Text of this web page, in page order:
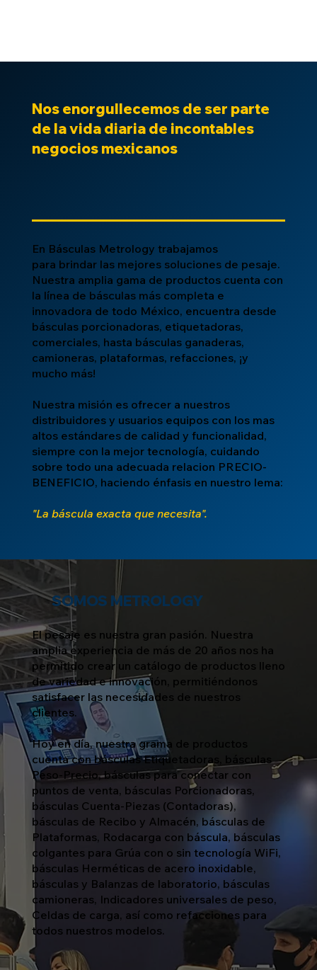
Nos enorgullecemos de ser parte
de la vida diaria de incontables
negocios mexicanos
En Básculas Metrology trabajamos
para brindar las mejores soluciones de pesaje.
Nuestra amplia gama de productos cuenta con
la línea de básculas más completa e
innovadora de todo México, encuentra desde
básculas porcionadoras, etiquetadoras,
comerciales, hasta básculas ganaderas,
camioneras, plataformas, refacciones, ¡y
mucho más!
Nuestra misión es ofrecer a nuestros
distribuidores y usuarios equipos con los mas
altos estándares de calidad y funcionalidad,
siempre con la mejor tecnología, cuidando
sobre todo una adecuada relacion PRECIO-
BENEFICIO, haciendo énfasis en nuestro lema:
"La báscula exacta que necesita".
El pesaje es nuestra gran pasión. Nuestra
amplia experiencia de más de 20 años nos ha
permitido crear un catálogo de productos lleno
de variedad e innovación, permitiéndonos
satisfacer las necesidades de nuestros
clientes.
Hoy en día, nuestra grama de productos
cuenta con básculas Etiquetadoras, básculas
Peso-Precio, básculas para conectar con
puntos de venta, básculas Porcionadoras,
básculas Cuenta-Piezas (Contadoras),
básculas de Recibo y Almacén, básculas de
Plataformas, Rodacarga con báscula, básculas
colgantes para Grúa con o sin tecnología WiFi,
básculas Herméticas de acero inoxidable,
básculas y Balanzas de laboratorio, básculas
camioneras, Indicadores universales de peso,
Celdas de carga, así como refacciones para
todos nuestros modelos.
SOMOS METROLOGY